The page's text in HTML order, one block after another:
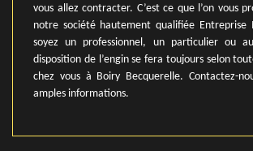
vous allez contracter. C’est ce que l’on vous
notre société hautement qualifiée Entreprise
soyez un professionnel, un particulier ou
disposition de l’engin se fera toujours selon
chez vous à Boiry Becquerelle. Contactez-
amples informations.